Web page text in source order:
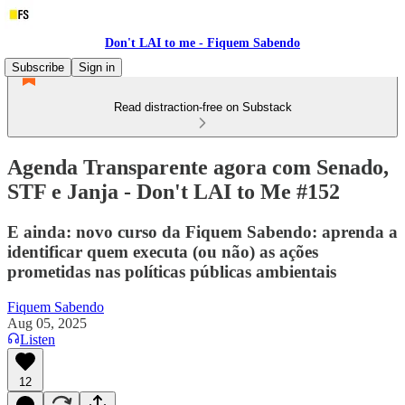
Don't LAI to me - Fiquem Sabendo
Subscribe
Sign in
Read distraction-free on Substack
Agenda Transparente agora com Senado,
STF e Janja - Don't LAI to Me #152
E ainda: novo curso da Fiquem Sabendo: aprenda a
identificar quem executa (ou não) as ações
prometidas nas políticas públicas ambientais
Fiquem Sabendo
Aug 05, 2025
Listen
12